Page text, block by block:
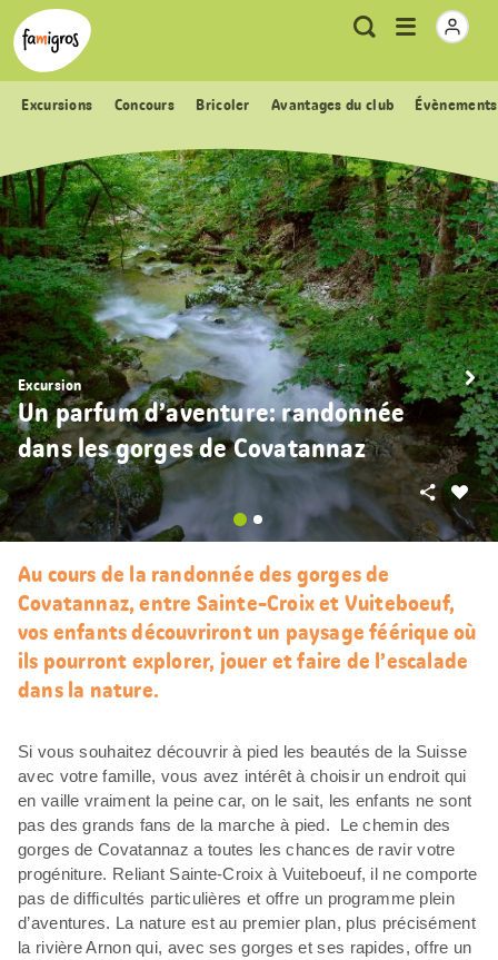
Signets
de
navigation
Header
Logo Métanavigation
RechercheOuvrir
Excursions Concours Bricoler Avantages du club
Excursion
Un parfum d’aventure: randonnée
dans les gorges de Covatannaz
Partager
Au cours de la randonnée des gorges de
Covatannaz, entre Sainte-Croix et Vuiteboeuf,
vos enfants découvriront un paysage féérique où
ils pourront explorer, jouer et faire de l’escalade
dans la nature.
Si vous souhaitez découvrir à pied les beautés de la Suisse
avec votre famille, vous avez intérêt à choisir un endroit qui
en vaille vraiment la peine car, on le sait, les enfants ne sont
pas des grands fans de la marche à pied. Le chemin des
gorges de Covatannaz a toutes les chances de ravir votre
progéniture. Reliant Sainte-Croix à Vuiteboeuf, il ne comporte
pas de difficultés particulières et offre un programme plein
d’aventures. La nature est au premier plan, plus précisément
la rivière Arnon qui, avec ses gorges et ses rapides, offre un